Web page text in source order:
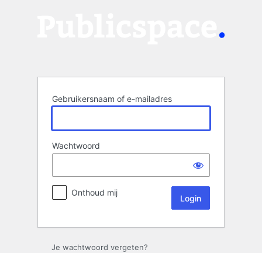
Gebruikersnaam of e-mailadres
Wachtwoord
Onthoud mij
Je wachtwoord vergeten?